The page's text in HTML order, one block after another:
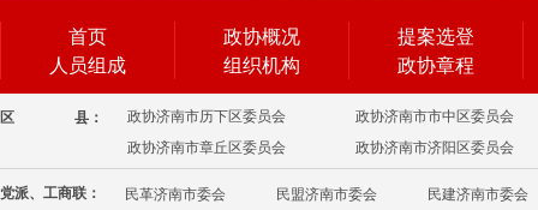
首页
人员组成
政协概况
组织机构
提案选登
政协章程
区 县： 政协济南市历下区委员会
政协济南市市中区委员会
政协济南市章丘区委员会
政协济南市济阳区委员会
党派、工商联： 民革济南市委会 民盟济南市委会 民建济南市委会